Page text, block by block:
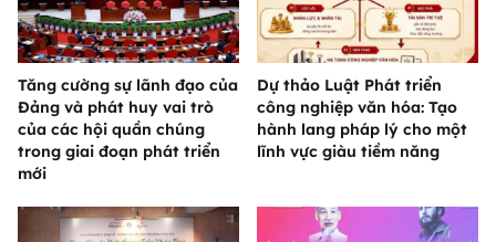
Tăng cường sự lãnh đạo của
Đảng và phát huy vai trò
của các hội quần chúng
trong giai đoạn phát triển
mới
Dự thảo Luật Phát triển
công nghiệp văn hóa: Tạo
hành lang pháp lý cho một
lĩnh vực giàu tiềm năng